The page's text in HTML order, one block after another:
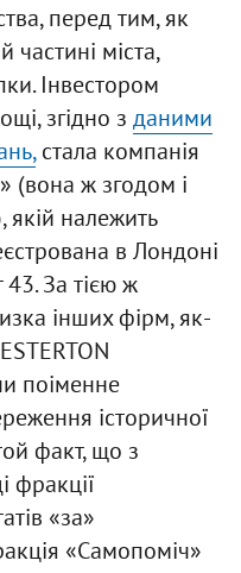
перед тим, як
частині міста,
Інвестором
згідно з даними
стала компанія
ж згодом і
належить
в Лондоні
За тією ж
інших фірм, як-
поіменне
історичної
факт, що з
фракції
«за»
«Самопоміч»